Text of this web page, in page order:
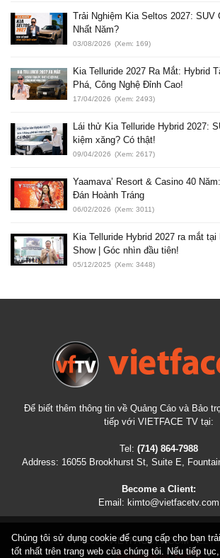
Trải Nghiệm Kia Seltos 2027: SUV
Nhất Năm?
03/08/2026 (Xem: 169)
Kia Telluride 2027 Ra Mắt: Hybrid
Phá, Công Nghệ Đỉnh Cao!
17/04/2026 (Xem: 2493)
Lái thử Kia Telluride Hybrid 2027:
kiệm xăng? Có thật!
09/04/2026 (Xem: 2617)
Yaamava’ Resort & Casino 40
Đán Hoành Tráng
06/02/2026 (Xem: 3011)
Kia Telluride Hybrid 2027 ra mắt tại
Show | Góc nhìn đầu tiên!
05/12/2025 (Xem: 3448)
Để biết thêm thông tin về Quảng Cáo và Bảo
tiếp với VIETFACE TV tại:
Tel: (714) 864-7988
Address: 16055 Brookhurst St, Suite E,
Become a Client:
Email: kimto@vietfacetv.com
COPYRIGHT © 2026VIETFACETV.COM ALL
Chúng tôi sử dụng cookie để cung cấp cho bạn
tốt nhất trên trang web của chúng tôi. Nếu tiếp